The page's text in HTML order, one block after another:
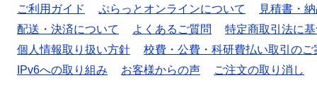
ご利用ガイド
ぷらっとオンラインについて
見積書・
配送・決済について
よくあるご質問
特定商取引法に
個人情報取り扱い方針
校費・公費・科研費払い取引のご
IPv6への取り組み
お客様からの声 ご注文の取り消し